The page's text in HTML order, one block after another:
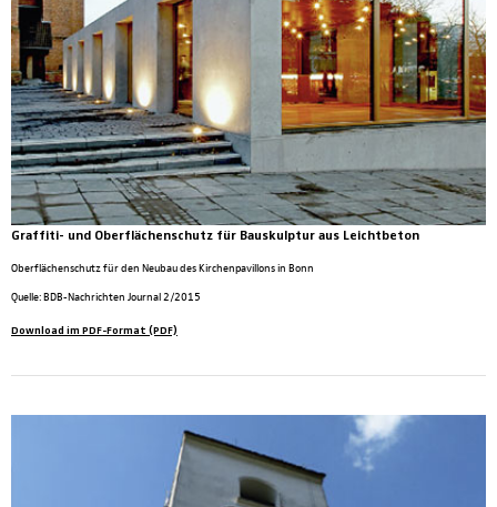
Graffiti- und Oberflächenschutz für Bauskulptur aus Leichtbeton
Oberflächenschutz für den Neubau des Kirchenpavillons in Bonn
Quelle: BDB-Nachrichten Journal 2/2015
Download im PDF-Format (PDF)